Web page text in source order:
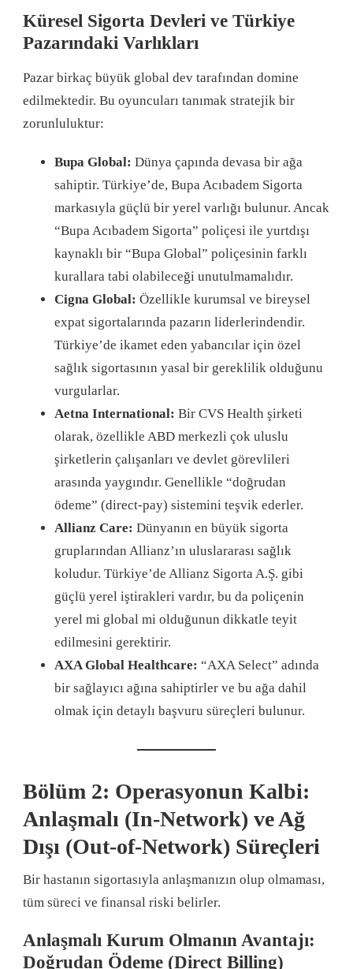
Küresel Sigorta Devleri ve Türkiye
Pazarındaki Varlıkları
Pazar birkaç büyük global dev tarafından domine
edilmektedir. Bu oyuncuları tanımak stratejik bir
zorunluluktur:
Bupa Global: Dünya çapında devasa bir ağa
sahiptir. Türkiye’de, Bupa Acıbadem Sigorta
markasıyla güçlü bir yerel varlığı bulunur. Ancak
“Bupa Acıbadem Sigorta” poliçesi ile yurtdışı
kaynaklı bir “Bupa Global” poliçesinin farklı
kurallara tabi olabileceği unutulmamalıdır.
Cigna Global: Özellikle kurumsal ve bireysel
expat sigortalarında pazarın liderlerindendir.
Türkiye’de ikamet eden yabancılar için özel
sağlık sigortasının yasal bir gereklilik olduğunu
vurgularlar.
Aetna International: Bir CVS Health şirketi
olarak, özellikle ABD merkezli çok uluslu
şirketlerin çalışanları ve devlet görevlileri
arasında yaygındır. Genellikle “doğrudan
ödeme” (direct-pay) sistemini teşvik ederler.
Allianz Care: Dünyanın en büyük sigorta
gruplarından Allianz’ın uluslararası sağlık
koludur. Türkiye’de Allianz Sigorta A.Ş. gibi
güçlü yerel iştirakleri vardır, bu da poliçenin
yerel mi global mi olduğunun dikkatle teyit
edilmesini gerektirir.
AXA Global Healthcare: “AXA Select” adında
bir sağlayıcı ağına sahiptirler ve bu ağa dahil
olmak için detaylı başvuru süreçleri bulunur.
Bölüm 2: Operasyonun Kalbi:
Anlaşmalı (In-Network) ve Ağ
Dışı (Out-of-Network) Süreçleri
Bir hastanın sigortasıyla anlaşmanızın olup olmaması,
tüm süreci ve finansal riski belirler.
Anlaşmalı Kurum Olmanın Avantajı:
Doğrudan Ödeme (Direct Billing)